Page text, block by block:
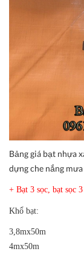
Bảng giá bạt nhựa
dựng che nắng
+ Bạt 3 sọc, bạt sọc
Khổ bạt:
3,8mx50m
4mx50m